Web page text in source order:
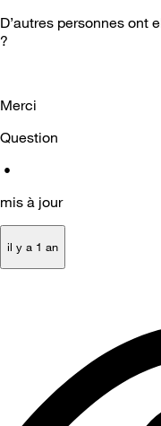
D’autres personnes ont
?
Merci
Question
•
mis à jour
il y a 1 an